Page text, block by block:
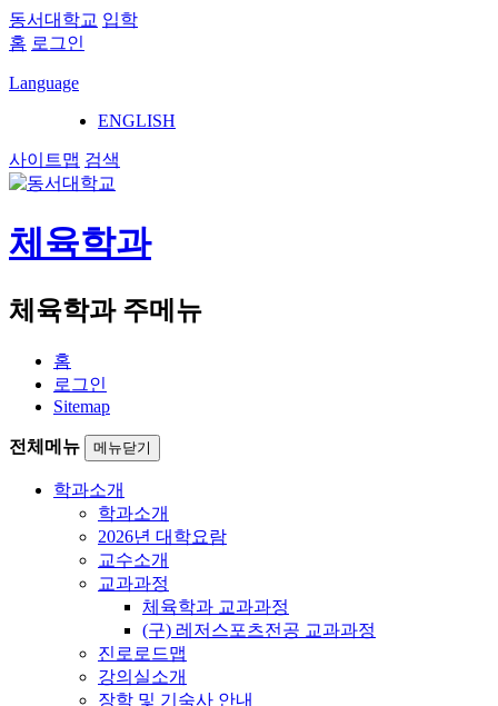
동서대학교 입학
홈 로그인
Language
ENGLISH
사이트맵 검색
체육학과
체육학과 주메뉴
홈
로그인
Sitemap
전체메뉴 메뉴닫기
학과소개
학과소개
2026년 대학요람
교수소개
교과과정
체육학과 교과과정
(구) 레저스포츠전공 교과과정
진로로드맵
강의실소개
장학 및 기숙사 안내